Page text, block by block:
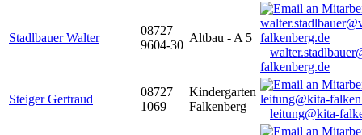
Stadlbauer Walter
08727
9604-30
Altbau - A 5
falkenberg.de
Steiger Gertraud
08727
1069
Kindergarten
Falkenberg
leitung@kita-